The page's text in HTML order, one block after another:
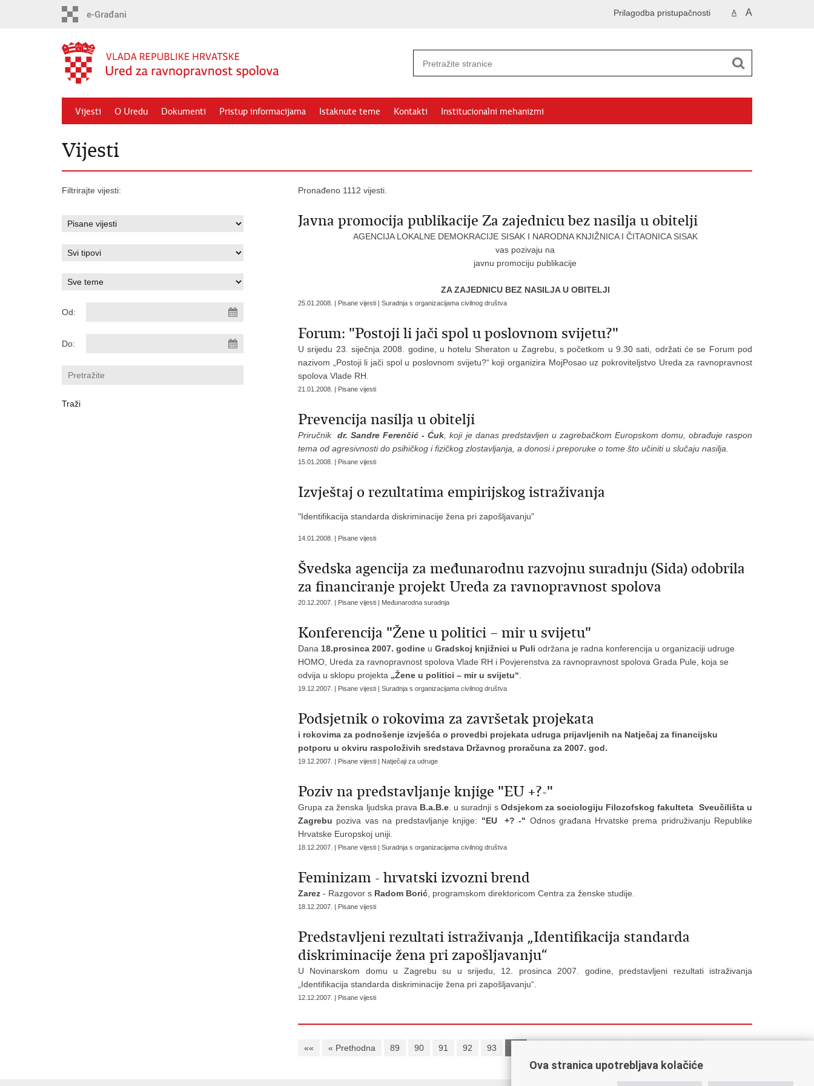
A A
Prilagodba pristupačnosti
Vijesti O Uredu Dokumenti Pristup informacijama Istaknute teme Kontakti Institucionalni mehanizmi
Vijesti
Filtrirajte vijesti:
Od:
Do:
Pronađeno 1112 vijesti.
Javna promocija publikacije Za zajednicu bez nasilja u obitelji
AGENCIJA LOKALNE DEMOKRACIJE SISAK I NARODNA KNJIŽNICA I ČITAONICA SISAK
vas pozivaju na
javnu promociju publikacije
ZA ZAJEDNICU BEZ NASILJA U OBITELJI
25.01.2008. | Pisane vijesti | Suradnja s organizacijama civilnog društva
Forum: "Postoji li jači spol u poslovnom svijetu?"
U srijedu 23. siječnja 2008. godine, u hotelu Sheraton u Zagrebu, s početkom u 9.30 sati, održati će se Forum pod
nazivom „Postoji li jači spol u poslovnom svijetu?“ koji organizira MojPosao uz pokroviteljstvo Ureda za ravnopravnost
spolova Vlade RH.
21.01.2008. | Pisane vijesti
Prevencija nasilja u obitelji
Priručnikdr. Sandre Ferenčić - Ćuk , koji je danas predstavljen u zagrebačkom Europskom domu, obrađuje raspon
tema od agresivnosti do psihičkog i fizičkog zlostavljanja, a donosi i preporuke o tome što učiniti u slučaju nasilja.
15.01.2008. | Pisane vijesti
Izvještaj o rezultatima empirijskog istraživanja
"Identifikacija standarda diskriminacije žena pri zapošljavanju"
14.01.2008. | Pisane vijesti
Švedska agencija za međunarodnu razvojnu suradnju (Sida) odobrila
za financiranje projekt Ureda za ravnopravnost spolova
20.12.2007. | Pisane vijesti | Međunarodna suradnja
Konferencija "Žene u politici – mir u svijetu"
Dana 18.prosinca 2007. godine u Gradskoj knjižnici u Puli održana je radna konferencija u organizaciji udruge
HOMO, Ureda za ravnopravnost spolova Vlade RH i Povjerenstva za ravnopravnost spolova Grada Pule, koja se
odvija u sklopu projekta „Žene u politici – mir u svijetu“
19.12.2007. | Pisane vijesti | Suradnja s organizacijama civilnog društva
Podsjetnik o rokovima za završetak projekata
i rokovima za podnošenje izvješća o provedbi projekata udruga prijavljenih na Natječaj za financijsku
potporu u okviru raspoloživih sredstava Državnog proračuna za 2007. god.
19.12.2007. | Pisane vijesti | Natječaji za udruge
Poziv na predstavljanje knjige "EU +?-"
Grupa za ženska ljudska prava B.a.B.e. u suradnji s Odsjekom za sociologiju Filozofskog fakulteta Sveučilišta u
Zagrebu poziva vas na predstavljanje knjige: "EU +? -" Odnos građana Hrvatske prema pridruživanju Republike
Hrvatske Europskoj uniji.
18.12.2007. | Pisane vijesti | Suradnja s organizacijama civilnog društva
Feminizam - hrvatski izvozni brend
Zarez - Razgovor s Radom Borić , programskom direktoricom Centra za ženske studije.
18.12.2007. | Pisane vijesti
Predstavljeni rezultati istraživanja „Identifikacija standarda
diskriminacije žena pri zapošljavanju“
U Novinarskom domu u Zagrebu su u srijedu, 12. prosinca 2007. godine, predstavljeni rezultati istraživanja
„Identifikacija standarda diskriminacije žena pri zapošljavanju“.
12.12.2007. | Pisane vijesti
«« « Prethodna 89 90 91 92 93
Ova stranica upotrebljava kolačiće